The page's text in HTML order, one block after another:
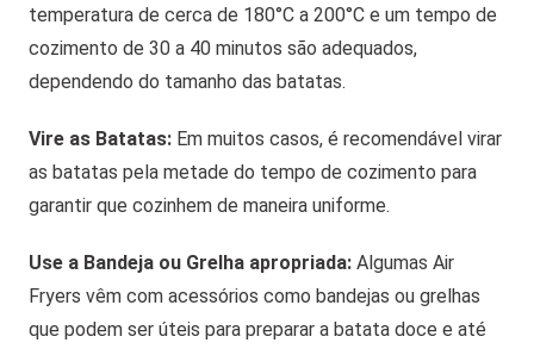
temperatura de cerca de 180°C a 200°C e um tempo de
cozimento de 30 a 40 minutos são adequados,
dependendo do tamanho das batatas.
Vire as Batatas: Em muitos casos, é recomendável virar
as batatas pela metade do tempo de cozimento para
garantir que cozinhem de maneira uniforme.
Use a Bandeja ou Grelha apropriada: Algumas Air
Fryers vêm com acessórios como bandejas ou grelhas
que podem ser úteis para preparar a batata doce e até